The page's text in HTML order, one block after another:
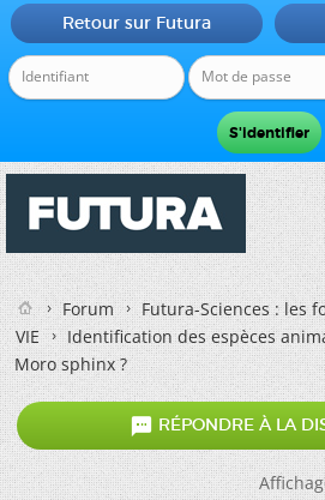
Retour sur Futura
Forum
Futura-Sciences : les
VIE
Identification des espèces
Moro sphinx ?
 RÉPONDRE À LA